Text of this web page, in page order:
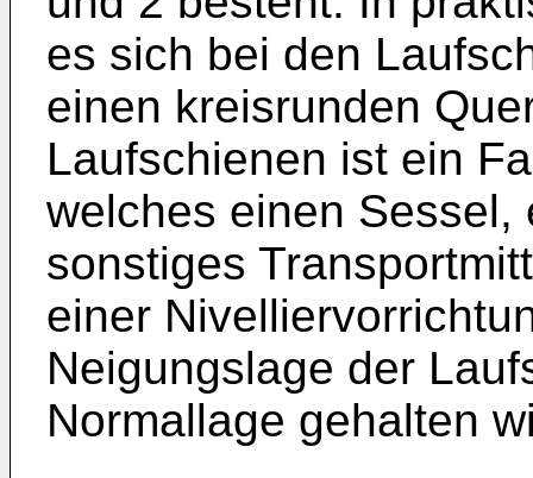
es sich bei den
einen kreisrunden
Laufschienen ist ein
welches einen Sessel,
sonstiges
einer
Neigungslage der
Normallage gehalten